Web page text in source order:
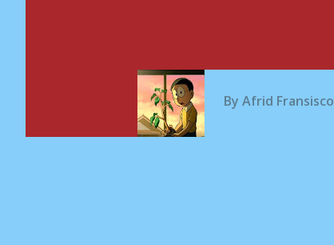
By Afrid Fransisco